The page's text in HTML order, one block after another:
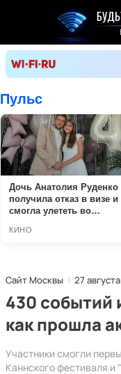
Сайт Москвы 27 августа
430 событий
как прошла
Участники смогли
Каннского фестиваля и